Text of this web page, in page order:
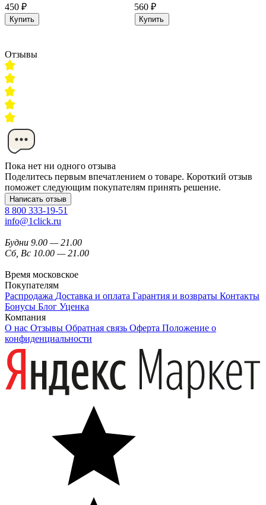
450 ₽
Купить
560 ₽
Купить
Отзывы
Пока нет ни одного отзыва
Поделитесь первым впечатлением о товаре. Короткий отзыв
поможет следующим покупателям принять решение.
Написать отзыв
8 800 333-19-51
info@1click.ru
Будни 9.00 — 21.00
Сб, Вс 10.00 — 21.00
Время московское
Покупателям
Распродажа Доставка и оплата Гарантия и возвраты Контакты
Бонусы Блог Уценка
Компания
О нас Отзывы Обратная связь Оферта Положение о
конфиденциальности